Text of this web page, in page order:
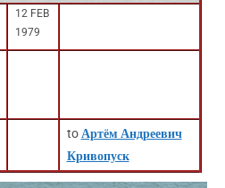
12 FEB
1979
to Артём Андреевич
Кривопуск